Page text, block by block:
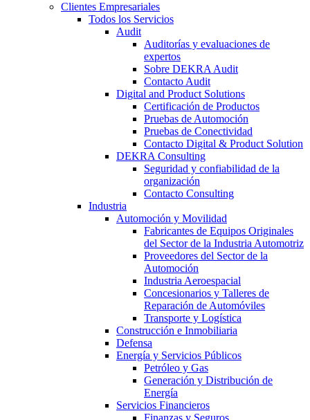
Clientes Empresariales
Todos los Servicios
Audit
Auditorías y evaluaciones de
expertos
Sobre DEKRA Audit
Contacto Audit
Digital and Product Solutions
Certificación de Productos
Pruebas de Automoción
Pruebas de Conectividad
Contacto Digital & Product Solution
DEKRA Consulting
Seguridad y confiabilidad de la
organización
Contacto Consulting
Industria
Automoción y Movilidad
Fabricantes de Equipos Originales
del Sector de la Industria Automotriz
Proveedores del Sector de la
Automoción
Industria Aeroespacial
Concesionarios y Talleres de
Reparación de Automóviles
Transporte y Logística
Construcción e Inmobiliaria
Defensa
Energía y Servicios Públicos
Petróleo y Gas
Generación y Distribución de
Energía
Servicios Financieros